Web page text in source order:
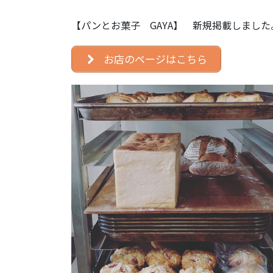
【パンとお菓子 GAYA】 新規掲載しました
お店のページはこちら